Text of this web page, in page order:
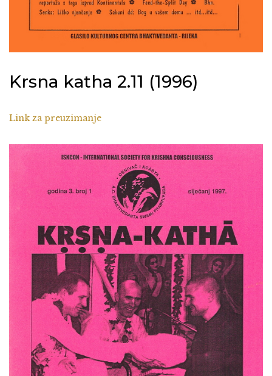
Krsna katha 2.11 (1996)
Link za preuzimanje